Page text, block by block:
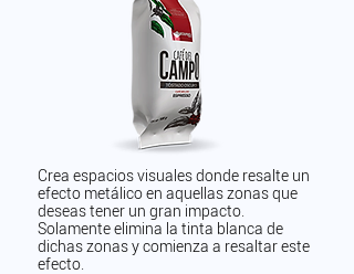
Crea espacios visuales donde resalte un
efecto metálico en aquellas zonas que
deseas tener un gran impacto.
Solamente elimina la tinta blanca de
dichas zonas y comienza a resaltar este
efecto.